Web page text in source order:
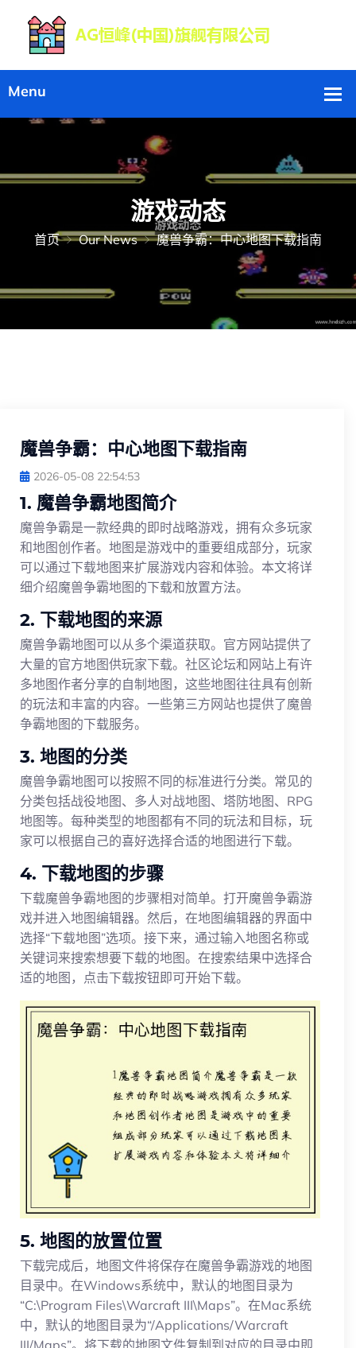
游戏动态
首页 Our News 魔兽争霸：中心地图下载指南
魔兽争霸：中心地图下载指南
2026-05-08 22:54:53
1. 魔兽争霸地图简介
魔兽争霸是一款经典的即时战略游戏，拥有众多玩家
和地图创作者。地图是游戏中的重要组成部分，玩家
可以通过下载地图来扩展游戏内容和体验。本文将详
细介绍魔兽争霸地图的下载和放置方法。
2. 下载地图的来源
魔兽争霸地图可以从多个渠道获取。官方网站提供了
大量的官方地图供玩家下载。社区论坛和网站上有许
多地图作者分享的自制地图，这些地图往往具有创新
的玩法和丰富的内容。一些第三方网站也提供了魔兽
争霸地图的下载服务。
3. 地图的分类
魔兽争霸地图可以按照不同的标准进行分类。常见的
分类包括战役地图、多人对战地图、塔防地图、RPG
地图等。每种类型的地图都有不同的玩法和目标，玩
家可以根据自己的喜好选择合适的地图进行下载。
4. 下载地图的步骤
下载魔兽争霸地图的步骤相对简单。打开魔兽争霸游
戏并进入地图编辑器。然后，在地图编辑器的界面中
选择“下载地图”选项。接下来，通过输入地图名称或
关键词来搜索想要下载的地图。在搜索结果中选择合
适的地图，点击下载按钮即可开始下载。
5. 地图的放置位置
下载完成后，地图文件将保存在魔兽争霸游戏的地图
目录中。在Windows系统中，默认的地图目录为
“C:\Program Files\Warcraft III\Maps”。在Mac系统
中，默认的地图目录为“/Applications/Warcraft
III/Maps”。将下载的地图文件复制到对应的目录中即